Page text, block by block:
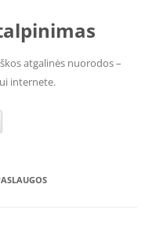
atgalinės nuorodos –
internete.